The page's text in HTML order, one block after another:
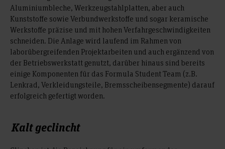
Aluminiumbleche, Werkzeugstahlplatten, aber auch
Kunststoffe sowie Verbundwerkstoffe und sogar keramische
Werkstoffe präzise und mit hohen Verfahrgeschwindigkeiten
schneiden. Die Anlage wird laufend im Rahmen von
laborübergreifenden Projektarbeiten und auch ergänzend von
der Betriebswerkstatt genutzt, darüber hinaus sind bereits
einige Komponenten für das Formula Student Team (z.B.
Lenkrad, Verkleidungsteile, Bremsscheibensegmente) darauf
erfolgreich gefertigt worden.
Kalt geclincht